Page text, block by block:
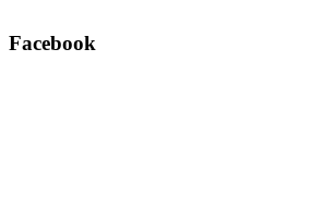
Facebook